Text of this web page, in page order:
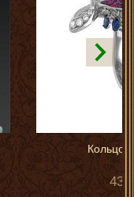
Кольцо
432